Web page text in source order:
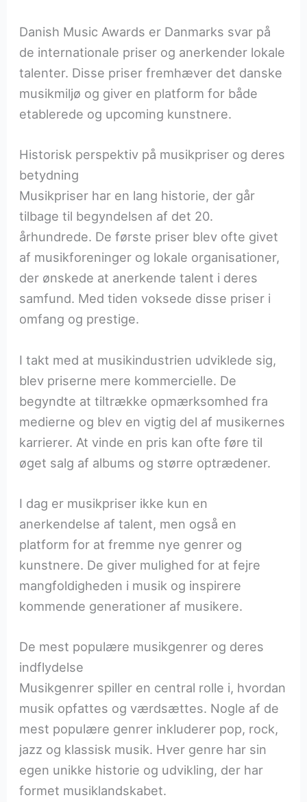
Danish Music Awards er Danmarks svar på
de internationale priser og anerkender lokale
talenter. Disse priser fremhæver det danske
musikmiljø og giver en platform for både
etablerede og upcoming kunstnere.
Historisk perspektiv på musikpriser og deres
betydning
Musikpriser har en lang historie, der går
tilbage til begyndelsen af det 20.
århundrede. De første priser blev ofte givet
af musikforeninger og lokale organisationer,
der ønskede at anerkende talent i deres
samfund. Med tiden voksede disse priser i
omfang og prestige.
I takt med at musikindustrien udviklede sig,
blev priserne mere kommercielle. De
begyndte at tiltrække opmærksomhed fra
medierne og blev en vigtig del af musikernes
karrierer. At vinde en pris kan ofte føre til
øget salg af albums og større optrædener.
I dag er musikpriser ikke kun en
anerkendelse af talent, men også en
platform for at fremme nye genrer og
kunstnere. De giver mulighed for at fejre
mangfoldigheden i musik og inspirere
kommende generationer af musikere.
De mest populære musikgenrer og deres
indflydelse
Musikgenrer spiller en central rolle i, hvordan
musik opfattes og værdsættes. Nogle af de
mest populære genrer inkluderer pop, rock,
jazz og klassisk musik. Hver genre har sin
egen unikke historie og udvikling, der har
formet musiklandskabet.